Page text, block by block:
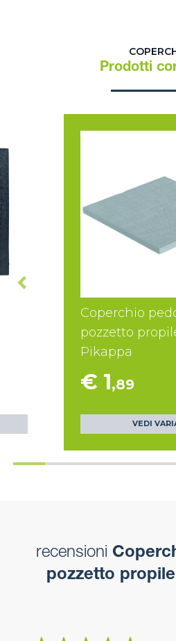
Prodotti
Coperchio
pozzetto
Pikappa
€ 1,89
VEDI
recensioni
pozzetto